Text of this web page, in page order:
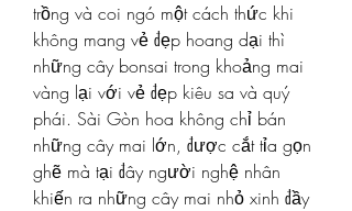
trồng và coi ngó một cách thức khi
không mang vẻ đẹp hoang dại thì
những cây bonsai trong khoảng mai
vàng lại với vẻ đẹp kiêu sa và quý
phái. Sài Gòn hoa không chỉ bán
những cây mai lớn, được cắt tỉa gọn
ghẽ mà tại đây người nghệ nhân
khiến ra những cây mai nhỏ xinh đầy